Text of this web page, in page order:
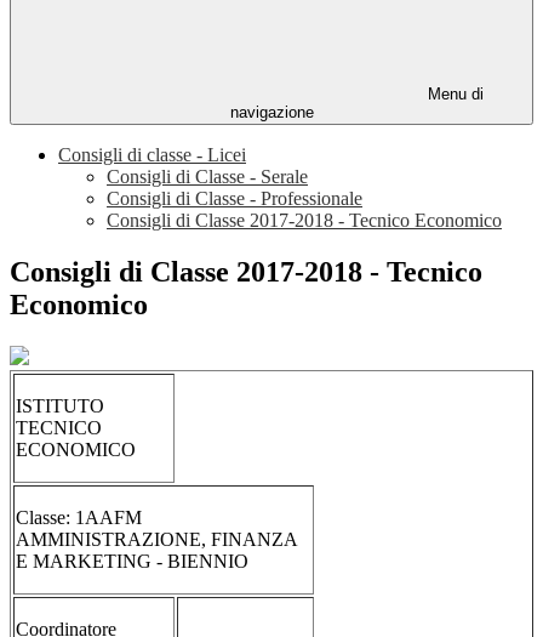
Menu di
navigazione
Consigli di classe - Licei
Consigli di Classe - Serale
Consigli di Classe - Professionale
Consigli di Classe 2017-2018 - Tecnico Economico
Consigli di Classe 2017-2018 - Tecnico
Economico
ISTITUTO
TECNICO
ECONOMICO
Classe: 1AAFM
AMMINISTRAZIONE, FINANZA
E MARKETING - BIENNIO
Coordinatore